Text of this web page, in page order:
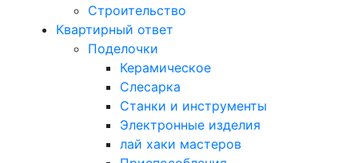
Строительство
Квартирный ответ
Поделочки
Керамическое
Слесарка
Станки и инструменты
Электронные изделия
лай хаки мастеров